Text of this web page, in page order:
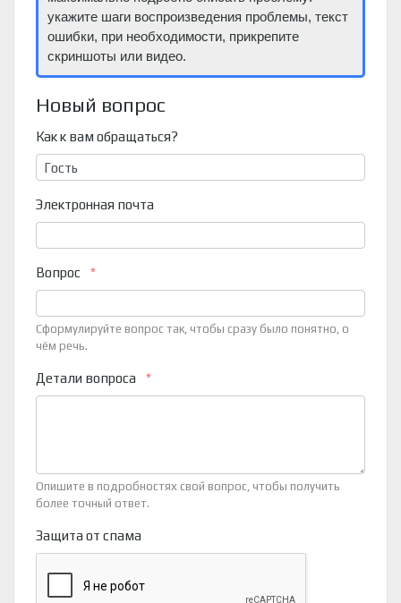
укажите шаги воспроизведения проблемы, текст
ошибки, при необходимости, прикрепите
скриншоты или видео.
Новый вопрос
Как к вам обращаться?
Электронная почта
Вопрос
Сформулируйте вопрос так, чтобы сразу было понятно, о
чём речь.
Детали вопроса
Опишите в подробностях свой вопрос, чтобы получить
более точный ответ.
Защита от спама